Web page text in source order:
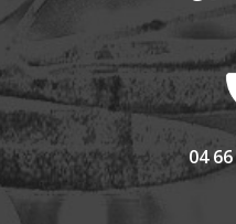
04